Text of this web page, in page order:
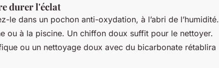
durer l'éclat
le dans un pochon anti-oxydation, à l’abri de l’humidité.
ou à la piscine. Un chiffon doux suffit pour le nettoyer.
ou un nettoyage doux avec du bicarbonate rétablira